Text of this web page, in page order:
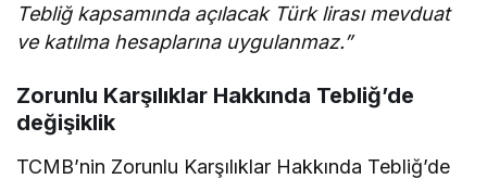
Tebliğ kapsamında açılacak Türk lirası mevduat
ve katılma hesaplarına uygulanmaz.”
Zorunlu Karşılıklar Hakkında Tebliğ’de
değişiklik
TCMB’nin Zorunlu Karşılıklar Hakkında Tebliğ’de